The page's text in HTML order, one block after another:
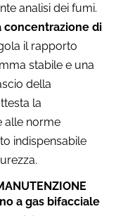
analisi dei fumi.
concentrazione di
il rapporto
stabile e una
della
la
alle norme
indispensabile
a gas bifacciale